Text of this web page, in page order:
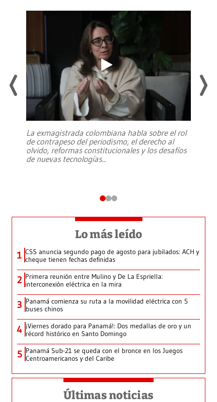
La exmagistrada colombiana habla sobre el rol
de contrapeso del periodismo, el derecho al
olvido, reformas constitucionales y los desafíos
de nuevas tecnologías...
Lo más leído
1 CSS anuncia segundo pago de agosto para jubilados: ACH y
cheque tienen fechas definidas
2 Primera reunión entre Mulino y De La Espriella:
interconexión eléctrica en la mira
3 Panamá comienza su ruta a la movilidad eléctrica con 5
buses chinos
4 ¡Viernes dorado para Panamá!: Dos medallas de oro y un
récord histórico en Santo Domingo
5 Panamá Sub-21 se queda con el bronce en los Juegos
Centroamericanos y del Caribe
Últimas noticias